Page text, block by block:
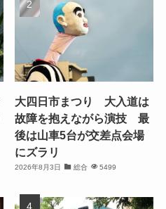
大四日市まつり 大入道は
故障を抱えながら演技 最
後は山車5台が交差点会場
にズラリ
2026年8月3日 総合 5499